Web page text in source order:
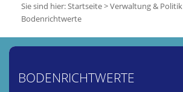
Sie sind hier:Startseite>Verwaltung & Politik
Bodenrichtwerte
BODENRICHTWERTE